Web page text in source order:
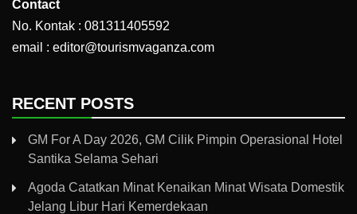
Contact
No. Kontak : 081311405592
email : editor@tourismvaganza.com
RECENT POSTS
GM For A Day 2026, GM Cilik Pimpin Operasional Hotel
Santika Selama Sehari
Agoda Catatkan Minat Kenaikan Minat Wisata Domestik
Jelang Libur Hari Kemerdekaan